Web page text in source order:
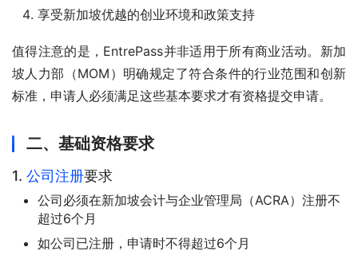
享受新加坡优越的创业环境和政策支持
值得注意的是，EntrePass并非适用于所有商业活动。新加
坡人力部（MOM）明确规定了符合条件的行业范围和创新
标准，申请人必须满足这些基本要求才有资格提交申请。
二、基础资格要求
1. 公司注册要求
公司必须在新加坡会计与企业管理局（ACRA）注册不
超过6个月
如公司已注册，申请时不得超过6个月